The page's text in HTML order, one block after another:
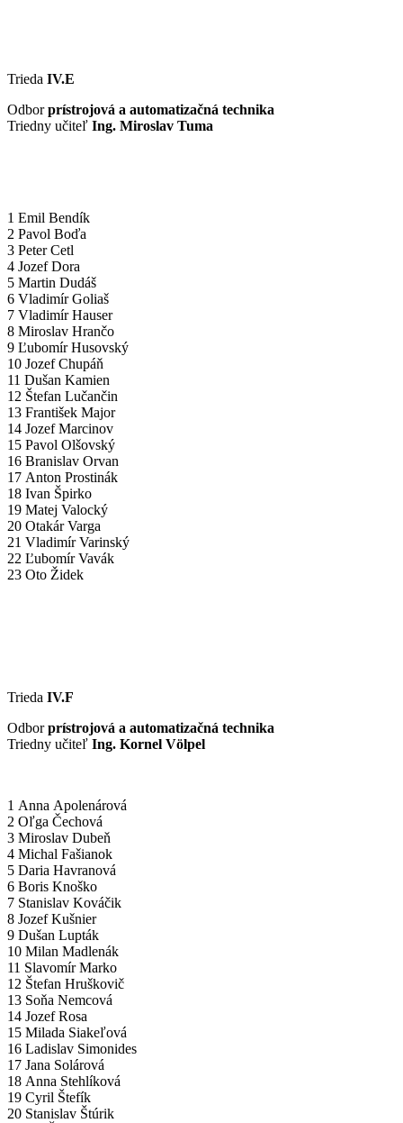
Trieda IV.E
Odborprístrojová a automatizačná technika
Triedny učiteľ Ing. Miroslav Tuma
1 Emil Bendík
2 Pavol Boďa
3 Peter Cetl
4 Jozef Dora
5 Martin Dudáš
6 Vladimír Goliaš
7 Vladimír Hauser
8 Miroslav Hrančo
9 Ľubomír Husovský
10 Jozef Chupáň
11 Dušan Kamien
12 Štefan Lučančin
13 František Major
14 Jozef Marcinov
15 Pavol Olšovský
16 Branislav Orvan
17 Anton Prostinák
18 Ivan Špirko
19 Matej Valocký
20 Otakár Varga
21 Vladimír Varinský
22 Ľubomír Vavák
23 Oto Židek
Trieda IV.F
Odborprístrojová a automatizačná technika
Triedny učiteľ Ing. Kornel Völpel
1 Anna Apolenárová
2 Oľga Čechová
3 Miroslav Dubeň
4 Michal Fašianok
5 Daria Havranová
6 Boris Knoško
7 Stanislav Kováčik
8 Jozef Kušnier
9 Dušan Lupták
10 Milan Madlenák
11 Slavomír Marko
12 Štefan Hruškovič
13 Soňa Nemcová
14 Jozef Rosa
15 Milada Siakeľová
16 Ladislav Simonides
17 Jana Solárová
18 Anna Stehlíková
19 Cyril Štefík
20 Stanislav Štúrik